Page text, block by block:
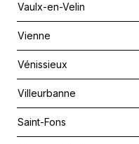
Vaulx-en-Velin
Vienne
Vénissieux
Villeurbanne
Saint-Fons